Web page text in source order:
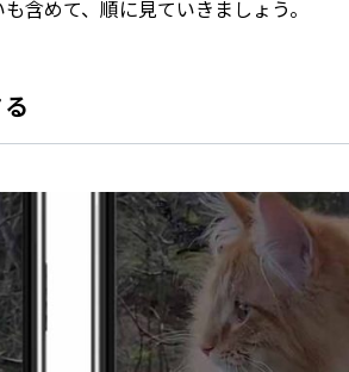
含めて、順に見ていきましょう。